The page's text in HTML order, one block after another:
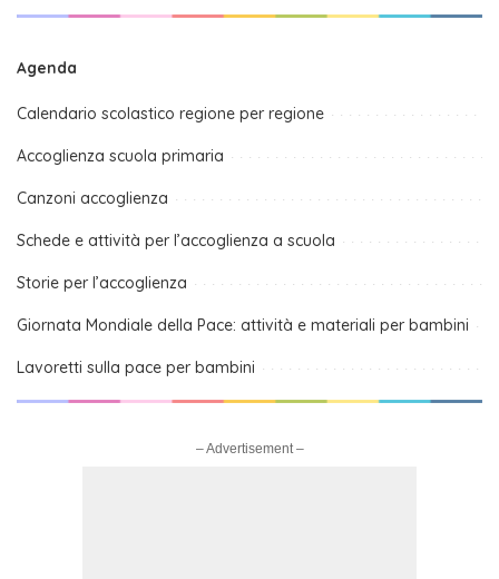
Agenda
Calendario scolastico regione per regione
Accoglienza scuola primaria
Canzoni accoglienza
Schede e attività per l’accoglienza a scuola
Storie per l’accoglienza
Giornata Mondiale della Pace: attività e materiali per bambini
Lavoretti sulla pace per bambini
– Advertisement –